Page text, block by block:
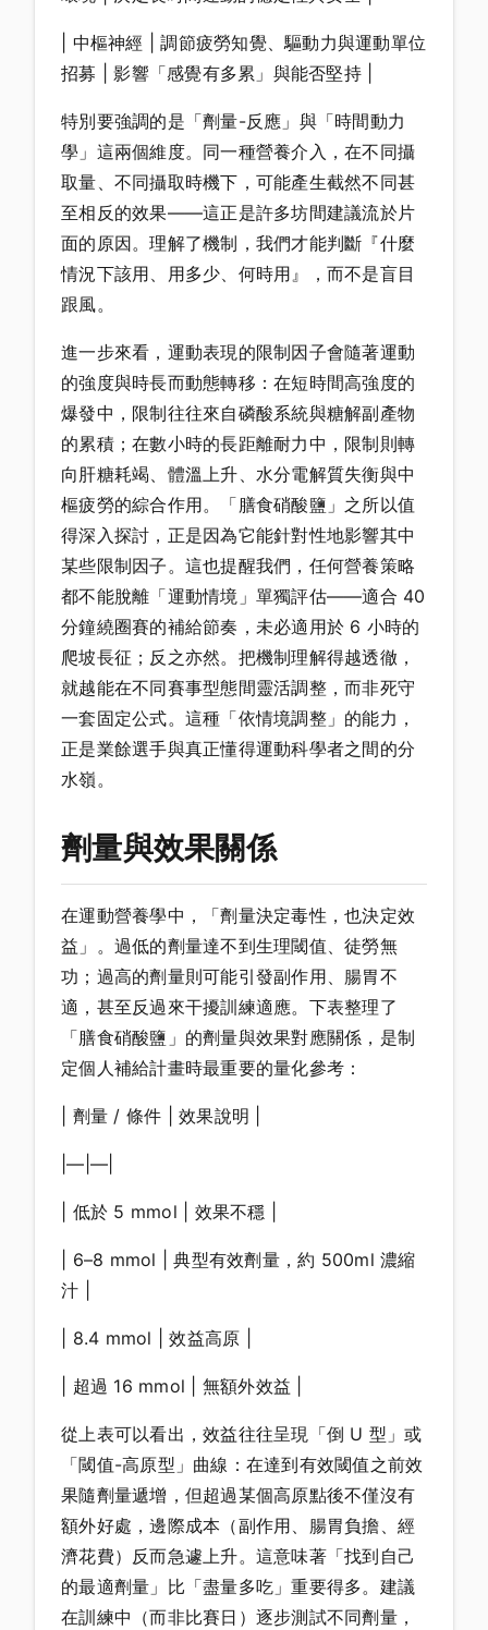
| 中樞神經 | 調節疲勞知覺、驅動力與運動單位
招募 | 影響「感覺有多累」與能否堅持 |
特別要強調的是「劑量-反應」與「時間動力
學」這兩個維度。同一種營養介入，在不同攝
取量、不同攝取時機下，可能產生截然不同甚
至相反的效果——這正是許多坊間建議流於片
面的原因。理解了機制，我們才能判斷『什麼
情況下該用、用多少、何時用』，而不是盲目
跟風。
進一步來看，運動表現的限制因子會隨著運動
的強度與時長而動態轉移：在短時間高強度的
爆發中，限制往往來自磷酸系統與糖解副產物
的累積；在數小時的長距離耐力中，限制則轉
向肝糖耗竭、體溫上升、水分電解質失衡與中
樞疲勞的綜合作用。「膳食硝酸鹽」之所以值
得深入探討，正是因為它能針對性地影響其中
某些限制因子。這也提醒我們，任何營養策略
都不能脫離「運動情境」單獨評估——適合 40
分鐘繞圈賽的補給節奏，未必適用於 6 小時的
爬坡長征；反之亦然。把機制理解得越透徹，
就越能在不同賽事型態間靈活調整，而非死守
一套固定公式。這種「依情境調整」的能力，
正是業餘選手與真正懂得運動科學者之間的分
水嶺。
劑量與效果關係
在運動營養學中，「劑量決定毒性，也決定效
益」。過低的劑量達不到生理閾值、徒勞無
功；過高的劑量則可能引發副作用、腸胃不
適，甚至反過來干擾訓練適應。下表整理了
「膳食硝酸鹽」的劑量與效果對應關係，是制
定個人補給計畫時最重要的量化參考：
| 劑量 / 條件 | 效果說明 |
|—|—|
| 低於 5 mmol | 效果不穩 |
| 6–8 mmol | 典型有效劑量，約 500ml 濃縮
汁 |
| 8.4 mmol | 效益高原 |
| 超過 16 mmol | 無額外效益 |
從上表可以看出，效益往往呈現「倒 U 型」或
「閾值-高原型」曲線：在達到有效閾值之前效
果隨劑量遞增，但超過某個高原點後不僅沒有
額外好處，邊際成本（副作用、腸胃負擔、經
濟花費）反而急遽上升。這意味著「找到自己
的最適劑量」比「盡量多吃」重要得多。建議
在訓練中（而非比賽日）逐步測試不同劑量，